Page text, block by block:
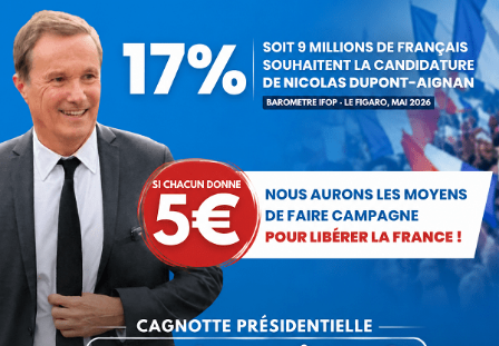
toutes être traitées de…
Sites djihadistes : Nicolas
Dupont-Aignan déplore la